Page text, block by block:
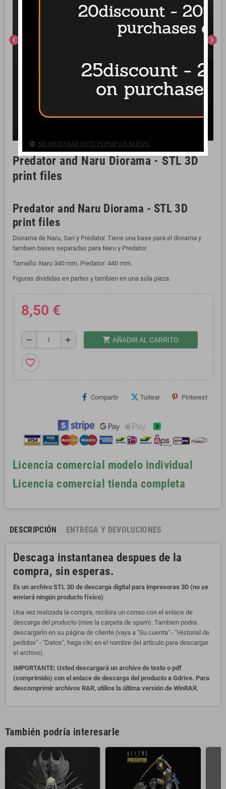
chevron_left chevron_right
Predator and Naru Diorama - STL 3D
print files
Predator and Naru Diorama - STL 3D
print files
Diorama de Naru, Sari y Predator. Tiene una base para el diorama y
tambien bases separadas para Naru y Predator.
Tamaño: Naru 340 mm. Predator: 440 mm.
Figuras divididas en partes y tambien en una sola pieza.
8,50 €
remove add shopping_cart AÑADIR AL CARRITO
favorite_border
Compartir Tuitear Pinterest
Licencia comercial modelo individual
Licencia comercial tienda completa
DESCRIPCIÓN ENTREGA Y DEVOLUCIONES
Descaga instantanea despues de la
compra, sin esperas.
Es un archivo STL 3D de descarga digital para impresoras 3D (no se
enviará ningún producto físico)
Una vez realizada la compra, recibira un correo con el enlace de
descarga del producto (mire la carpeta de spam). Tambien podra
descargarlo en su página de cliente (vaya a "Su cuenta" - "Historial de
pedidos" - "Datos", haga clic en el nombre del artículo para descargar
el archivo).
IMPORTANTE: Usted descargará un archivo de texto o pdf
(comprimido) con el enlace de descarga del producto a Gdrive. Para
descomprimir archivos RAR, utilice la última versión de WinRAR.
También podría interesarle
NO MOSTRAR ESTE POPUP DE NUEVO.